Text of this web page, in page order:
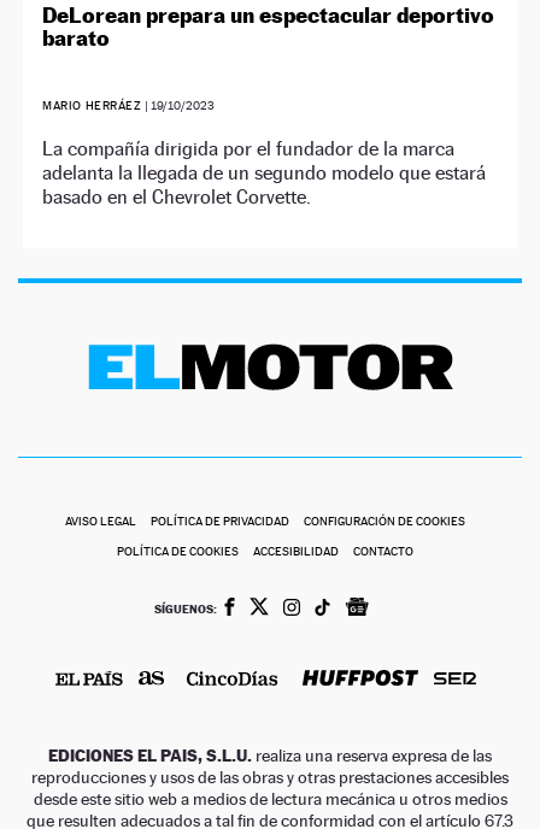
DeLorean prepara un espectacular deportivo
barato
MARIO HERRÁEZ | 19/10/2023
La compañía dirigida por el fundador de la marca
adelanta la llegada de un segundo modelo que estará
basado en el Chevrolet Corvette.
AVISO LEGAL POLÍTICA DE PRIVACIDAD CONFIGURACIÓN DE COOKIES
POLÍTICA DE COOKIES ACCESIBILIDAD CONTACTO
SÍGUENOS:
EDICIONES EL PAIS, S.L.U. realiza una reserva expresa de las
reproducciones y usos de las obras y otras prestaciones accesibles
desde este sitio web a medios de lectura mecánica u otros medios
que resulten adecuados a tal fin de conformidad con el artículo 67.3